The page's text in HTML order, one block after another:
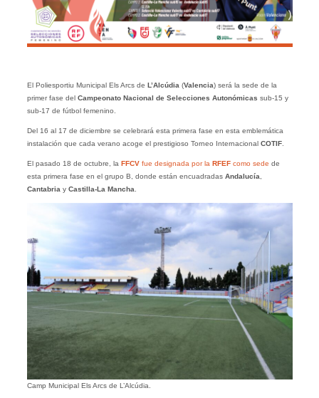
El Poliesportiu Municipal Els Arcs de L’Alcúdia (Valencia) será la sede de la
primer fase del Campeonato Nacional de Selecciones Autonómicas sub-15 y
sub-17 de fútbol femenino.
Del 16 al 17 de diciembre se celebrará esta primera fase en esta emblemática
instalación que cada verano acoge el prestigioso Torneo Internacional COTIF.
El pasado 18 de octubre, la FFCVfue designada por la RFEFcomo sede de
esta primera fase en el grupo B, donde están encuadradas Andalucía
Cantabria y Castilla-La Mancha
Camp Municipal Els Arcs de L’Alcúdia.